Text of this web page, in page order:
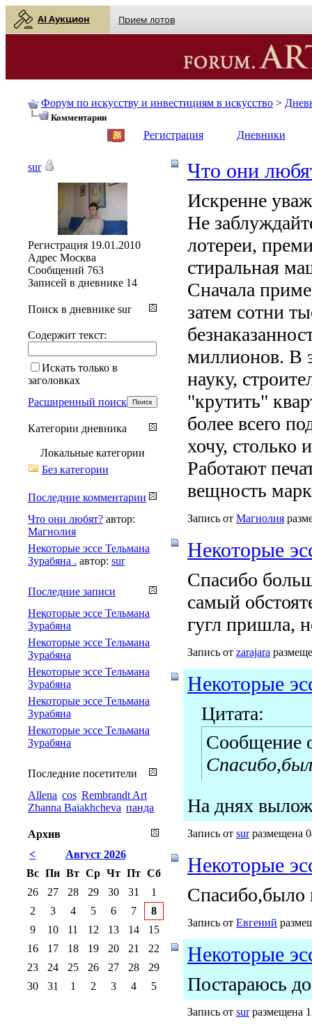
AI Аукцион Прием лотов
Форум по искусству и инвестициям в искусство >
Комментарии
Регистрация Дневники
Что они
Искренне
Не
лотереи,
стиральная
Сначала
затем сотни
миллионов. В
науку,
"крутить"
более всего
хочу, столько
Работают
вещность
Запись от Магнолия
Некоторые
Спасибо
самый
гугл пришла,
Запись от zarajara
Некоторые
Цитата:
Сообщение
На днях
Запись от surразмещена
Некоторые
Спасибо,было
Запись от Евгений
Некоторые
Постараюсь
Запись от surразмещена
sur
Регистрация 19.01.2010
Адрес Москва
Сообщений 763
Записей в дневнике 14
Поиск в дневнике sur
Содержит текст:
Искать только в
заголовках
Расширенный поиск
Категории дневника
Локальные категории
Без категории
Последние комментарии
Что они любят? автор:
Магнолия
Некоторые эссе Тельмана
Зурабяна . автор: sur
Последние записи
Некоторые эссе Тельмана
Зурабяна
Некоторые эссе Тельмана
Зурабяна
Некоторые эссе Тельмана
Зурабяна
Некоторые эссе Тельмана
Зурабяна
Некоторые эссе Тельмана
Зурабяна
Последние посетители
Allena cos Rembrandt Art
Zhanna Baiakhcheva панда
Архив
<
Август 2026
Вс Пн Вт Ср Чт Пт Сб
26
27 28 29 30 31
1
2
3 4 5 6 7
8
9
10 11 12 13 14
15
16
17 18 19 20 21
22
23
24 25 26 27 28
29
30
31 1 2 3 4 5